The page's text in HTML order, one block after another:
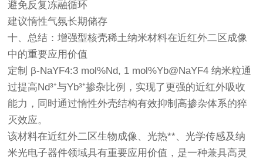
避免反复冻融循环
建议惰性气氛长期储存
十、总结：增强型核壳稀土纳米材料在近红外二区成像
中的重要应用价值
定制 β-NaYF4:3 mol%Nd, 1 mol%Yb@NaYF4 纳米粒通
过提高Nd³⁺与Yb³⁺掺杂比例，实现了更强的近红外吸收
能力，同时通过惰性外壳结构有效抑制高掺杂体系的猝
灭效应。
该材料在近红外二区生物成像、光热**、光学传感及纳
米光电子器件领域具有重要应用价值，是一种兼具高灵